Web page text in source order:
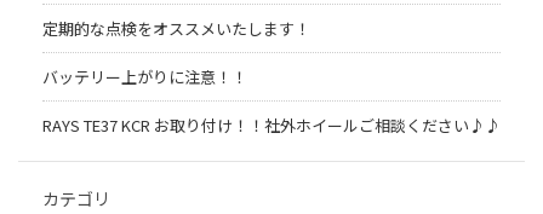
定期的な点検をオススメいたします！
バッテリー上がりに注意！！
RAYS TE37 KCR お取り付け！！社外ホイールご相談ください♪♪
カテゴリ